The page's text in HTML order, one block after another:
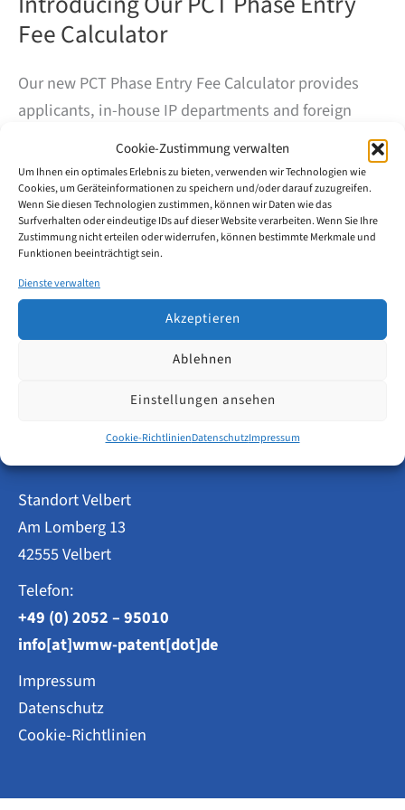
Cookie-Zustimmung verwalten
Um Ihnen ein optimales Erlebnis zu bieten, verwenden wir Technologien wie
Cookies, um Geräteinformationen zu speichern und/oder darauf zuzugreifen.
Wenn Sie diesen Technologien zustimmen, können wir Daten wie das
Surfverhalten oder eindeutige IDs auf dieser Website verarbeiten. Wenn Sie Ihre
Zustimmung nicht erteilen oder widerrufen, können bestimmte Merkmale und
Funktionen beeinträchtigt sein.
Dienste verwalten
Akzeptieren
Ablehnen
Einstellungen ansehen
Cookie-RichtlinienDatenschutzImpressum
Fee Calculator
Our new PCT Phase Entry Fee Calculator provides
applicants, in-house IP departments and foreign
patent attorneys with a practical first estimate of
deadlines and official fees for entering the German
national phase or European regional phase from a
PCT application.
Introducing
Our
PCT
Entry
Weiterlesen
Weisse, Moltmann & Willems PartG mbB
Standort Velbert
Am Lomberg 13
42555 Velbert
Telefon:
+49 (0) 2052 – 95010
info[at]wmw-patent[dot]de
Impressum
Datenschutz
Cookie-Richtlinien